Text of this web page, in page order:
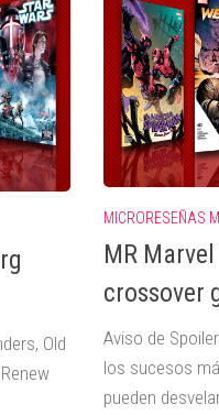
Old
MICRORESEÑAS
MR
crossover
Aviso de
los sucesos
pueden